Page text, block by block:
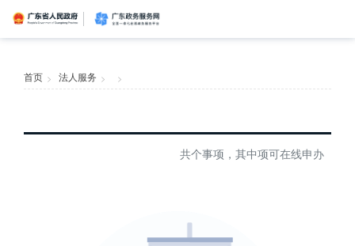
留言信箱
建言献策
信访相关法规
便民服务
百姓论坛
政府热线
网上调查
在线访谈
法律服务
领导信箱
未加载图片
政务微博
网络问政
意见征集
部门信箱
信访常见问题
信件回复
网上举报
公众监督
我要留言
广东省人民政府
个人服务
法人服务
首页 > 法人服务 > >
共个事项，其中项可在线申办